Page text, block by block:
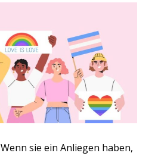
Wenn sie ein Anliegen haben,